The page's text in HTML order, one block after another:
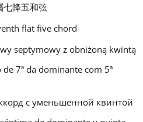
七降五和弦
flat five chord
septymowy z obniżoną kwintą
7ª da dominante com 5ª
с уменьшенной квинтой